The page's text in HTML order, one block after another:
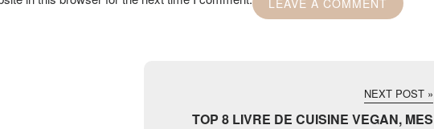
NEXT POST »
TOP 8 LIVRE DE CUISINE VEGAN, MES